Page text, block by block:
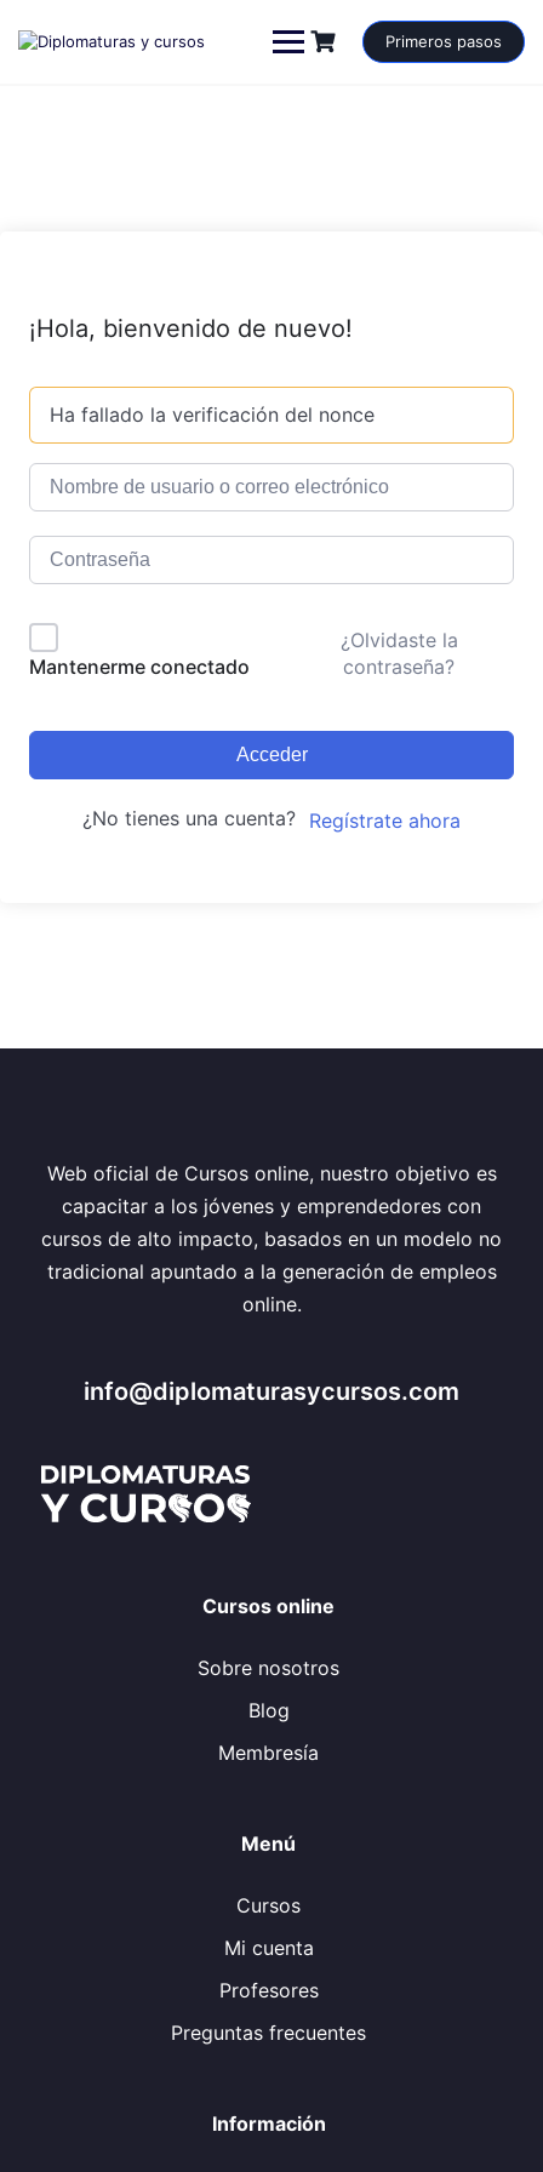
contenido
Primeros pasos
¡Hola, bienvenido de nuevo!
Ha fallado la verificación del nonce
Mantenerme conectado
¿Olvidaste la
contraseña?
Acceder
¿No tienes una cuenta? Regístrate ahora
Web oficial de Cursos online, nuestro objetivo es
capacitar a los jóvenes y emprendedores con
cursos de alto impacto, basados en un modelo no
tradicional apuntado a la generación de empleos
online.
info@diplomaturasycursos.com
Cursos online
Sobre nosotros
Blog
Membresía
Menú
Cursos
Mi cuenta
Profesores
Preguntas frecuentes
Información